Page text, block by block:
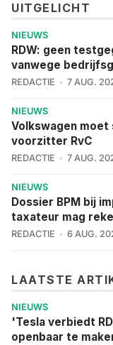
UITGELICHT
NIEUWS
RDW: geen
vanwege
REDACTIE 7 AUG.
NIEUWS
Volkswagen
voorzitter RvC
REDACTIE 7 AUG.
NIEUWS
Dossier BPM bij
taxateur mag
REDACTIE 6 AUG.
LAATSTE
NIEUWS
'Tesla verbiedt
openbaar te